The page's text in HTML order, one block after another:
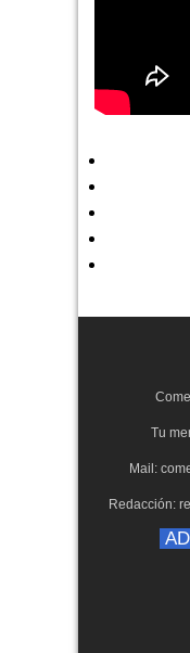
Tu
Mail:
Redacción: